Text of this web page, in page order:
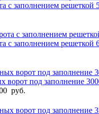
с заполнением
с заполнением
ворот под заполнение
руб.